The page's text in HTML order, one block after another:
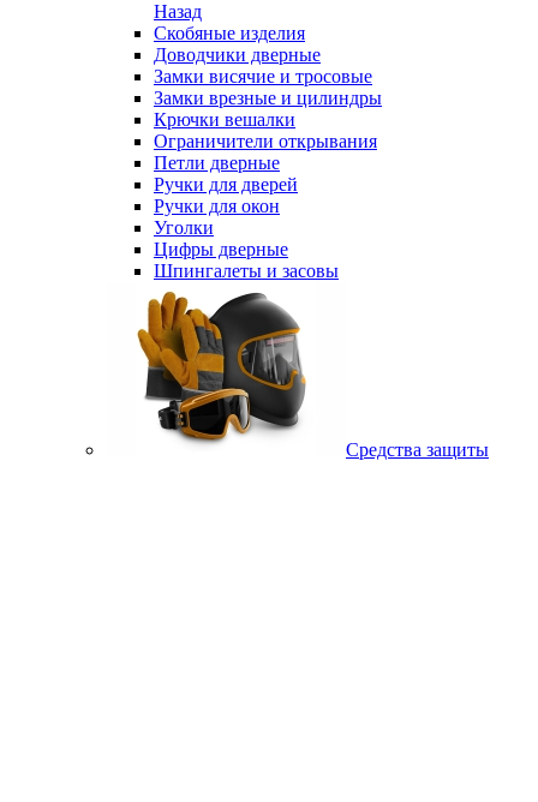
Назад
Скобяные изделия
Доводчики дверные
Замки висячие и тросовые
Замки врезные и цилиндры
Крючки вешалки
Ограничители открывания
Петли дверные
Ручки для дверей
Ручки для окон
Уголки
Цифры дверные
Шпингалеты и засовы
Средства защиты